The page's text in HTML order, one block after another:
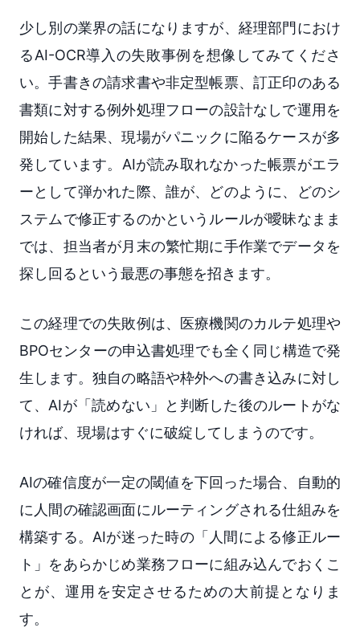
少し別の業界の話になりますが、経理部門におけ
るAI-OCR導入の失敗事例を想像してみてくださ
い。手書きの請求書や非定型帳票、訂正印のある
書類に対する例外処理フローの設計なしで運用を
開始した結果、現場がパニックに陥るケースが多
発しています。AIが読み取れなかった帳票がエラ
ーとして弾かれた際、誰が、どのように、どのシ
ステムで修正するのかというルールが曖昧なまま
では、担当者が月末の繁忙期に手作業でデータを
探し回るという最悪の事態を招きます。
この経理での失敗例は、医療機関のカルテ処理や
BPOセンターの申込書処理でも全く同じ構造で発
生します。独自の略語や枠外への書き込みに対し
て、AIが「読めない」と判断した後のルートがな
ければ、現場はすぐに破綻してしまうのです。
AIの確信度が一定の閾値を下回った場合、自動的
に人間の確認画面にルーティングされる仕組みを
構築する。AIが迷った時の「人間による修正ルー
ト」をあらかじめ業務フローに組み込んでおくこ
とが、運用を安定させるための大前提となりま
す。